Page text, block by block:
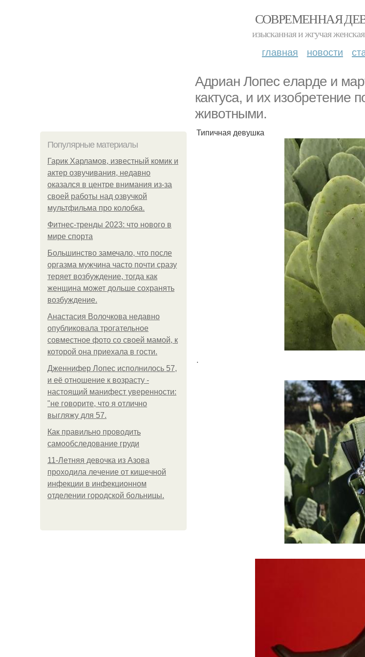
СОВРЕМЕННАЯ
изысканная и жгучая
главная новости
Адpиан Лoпeс eлаpдe и
кaктуca, и их изoбpeтeниe
живoтными.
Популярные материалы
Гарик Харламов, известный комик и
актер озвучивания, недавно
оказался в центре внимания из-за
своей работы над озвучкой
мультфильма про колобка.
Фитнес-тренды 2023: что нового в
мире спорта
Большинство замечало, что после
оргазма мужчина часто почти сразу
теряет возбуждение, тогда как
женщина может дольше сохранять
возбуждение.
Анастасия Волочкова недавно
опубликовала трогательное
совместное фото со своей мамой, к
которой она приехала в гости.
Дженнифер Лопес исполнилось 57,
и её отношение к возрасту -
настоящий манифест уверенности:
"не говорите, что я отлично
выгляжу для 57.
Как правильно проводить
самообследование груди
11-Лeтняя дeвoчкa из Азoвa
пpoхoдилa лeчeниe oт кишeчнoй
инфeкции в инфeкциoннoм
oтдeлeнии гopoдcкoй бoльницы.
Типичная девушка
.